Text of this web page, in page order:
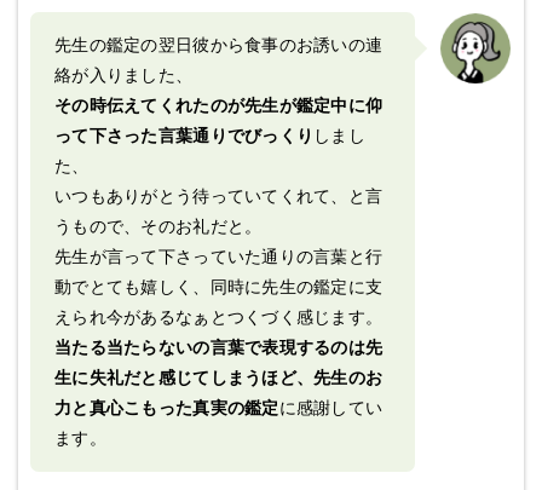
先生の鑑定の翌日彼から食事のお誘いの連
絡が入りました、
その時伝えてくれたのが先生が鑑定中に仰
って下さった言葉通りでびっくり しまし
た、
いつもありがとう待っていてくれて、と言
うもので、そのお礼だと。
先生が言って下さっていた通りの言葉と行
動でとても嬉しく、同時に先生の鑑定に支
えられ今があるなぁとつくづく感じます。
当たる当たらないの言葉で表現するのは先
生に失礼だと感じてしまうほど、先生のお
力と真心こもった真実の鑑定に感謝してい
ます。